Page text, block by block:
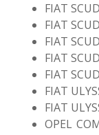
FIAT
FIAT
FIAT
FIAT
FIAT
FIAT
FIAT
OPEL